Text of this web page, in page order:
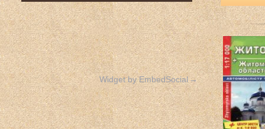
Widget by EmbedSocial→